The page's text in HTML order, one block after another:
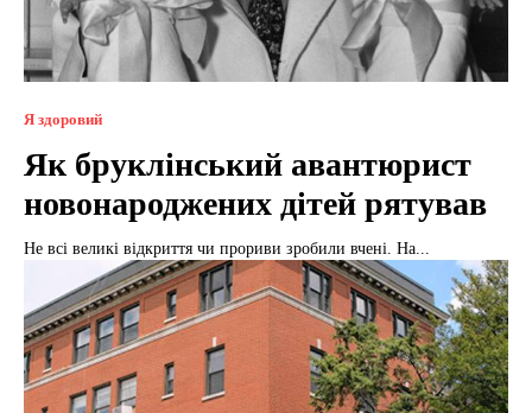
Я здоровий
Як бруклінський авантюрист
новонароджених дітей рятував
Не всі великі відкриття чи прориви зробили вчені. На...